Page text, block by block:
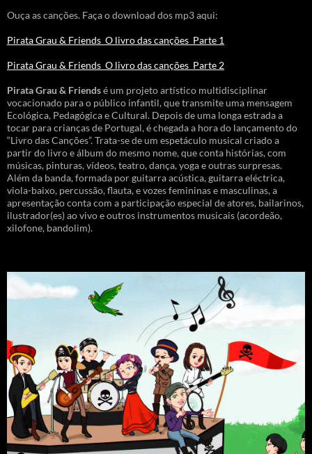
Ouça as canções. Faça o download dos mp3 aqui:
Pirata Grau & Friends_O livro das canções_Parte 1
Pirata Grau & Friends_O livro das canções_Parte 2
Pirata Grau & Friendsé um projeto artístico multidisciplinar
vocacionado para o público infantil, que transmite uma mensagem
Ecológica, Pedagógica e Cultural. Depois de uma longa estrada a
tocar para crianças de Portugal, é chegada a hora do lançamento do
“Livro das Canções”. Trata-se de um espetáculo musical criado a
partir do livro e álbum do mesmo nome, que conta histórias, com
músicas, pinturas, vídeos, teatro, dança, yoga e outras surpresas.
Além da banda, formada por guitarra acústica, guitarra eléctrica,
viola-baixo, percussão, flauta, e vozes femininas e masculinas, a
apresentação conta com a participação especial de atores, bailarinos,
ilustrador(es) ao vivo e outros instrumentos musicais (acordeão,
xilofone, bandolim).